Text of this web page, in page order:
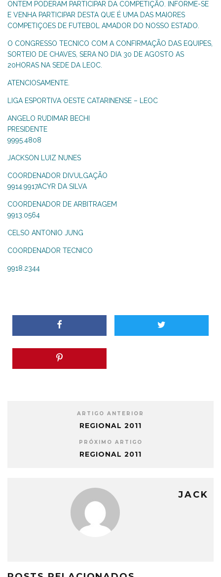
ONTEM PODERAM PARTICIPAR DA COMPETIÇÃO. INFORME-SE
E VENHA PARTICIPAR DESTA QUE É UMA DAS MAIORES
COMPETIÇOES DE FUTEBOL AMADOR DO NOSSO ESTADO.
O CONGRESSO TECNICO COM A CONFIRMAÇÃO DAS EQUIPES,
SORTEIO DE CHAVES, SERA NO DIA 30 DE AGOSTO AS
20HORAS NA SEDE DA LEOC.
ATENCIOSAMENTE.
LIGA ESPORTIVA OESTE CATARINENSE – LEOC
ANGELO RUDIMAR BECHI
PRESIDENTE
9995.4808
JACKSON LUIZ NUNES
COORDENADOR DIVULGAÇÃO
9914.9917ACYR DA SILVA
COORDENADOR DE ARBITRAGEM
9913.0564
CELSO ANTONIO JUNG
COORDENADOR TECNICO
9918.2344
ARTIGO ANTERIOR
REGIONAL 2011
PRÓXIMO ARTIGO
REGIONAL 2011
JACK